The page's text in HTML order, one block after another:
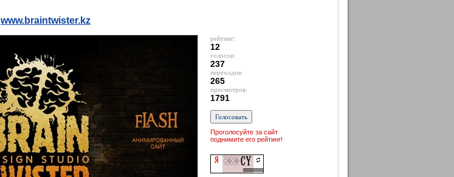
www.braintwister.kz
рейтинг:
12
голосов:
237
переходов:
265
просмотров:
1791
Проголосуйте за сайт
поднимите его рейтинг!